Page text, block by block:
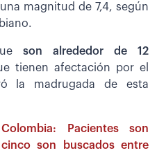
magnitud de 7,4, según
son alrededor de 12
tienen afectación por el
la madrugada de esta
Pacientes son
son buscados entre